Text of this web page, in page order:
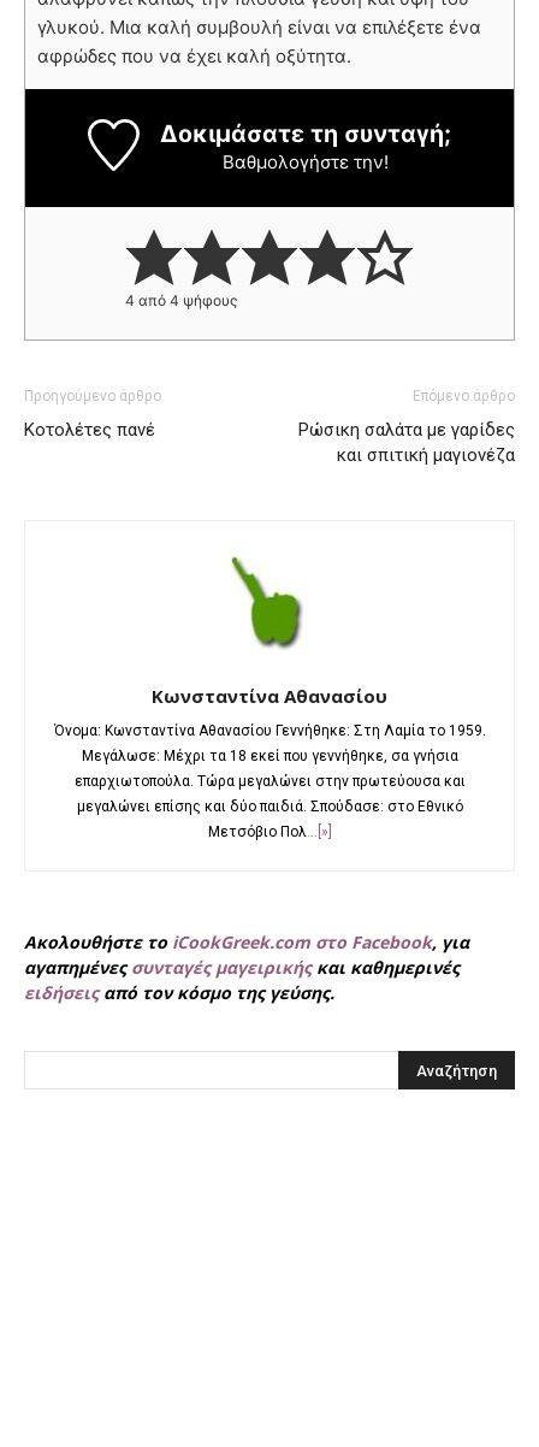
γλυκού. Μια καλή συμβουλή είναι να επιλέξετε ένα
αφρώδες που να έχει καλή οξύτητα.
Δοκιμάσατε τη συνταγή;
Βαθμολογήστε την!
4 από 4 ψήφους
Προηγούμενο άρθρο
Κοτολέτες πανέ
Επόμενο άρθρο
Ρώσικη σαλάτα με γαρίδες
και σπιτική μαγιονέζα
Κωνσταντίνα Αθανασίου
Όνομα: Κωνσταντίνα Αθανασίου Γεννήθηκε: Στη Λαμία το 1959.
Μεγάλωσε: Μέχρι τα 18 εκεί που γεννήθηκε, σα γνήσια
επαρχιωτοπούλα. Τώρα μεγαλώνει στην πρωτεύουσα και
μεγαλώνει επίσης και δύο παιδιά. Σπούδασε: στο Εθνικό
Μετσόβιο Πολ...[»]
Ακολουθήστε το iCookGreek.com στο Facebook, για
αγαπημένεςσυνταγές μαγειρικήςκαι καθημερινές
ειδήσειςαπό τον κόσμο της γεύσης.